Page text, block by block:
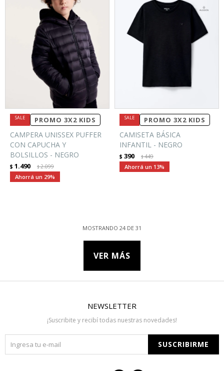
PROMO 3X2 KIDS
CAMPERA UNISSEX PUFFER
CON CAPUCHA Y
BOLSILLOS - NEGRO
$ 1.490 $2.099
29
PROMO 3X2 KIDS
CAMISETA BÁSICA
INFANTIL - NEGRO
$ 390 $449
13
MOSTRANDO 24 DE 31
VER MÁS
NEWSLETTER
¡Suscribite y recibí todas nuestras novedades!
SUSCRIBIRME